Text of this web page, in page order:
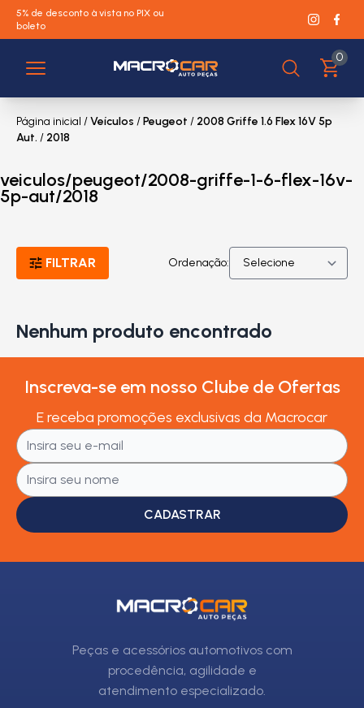
5% de desconto à vista no PIX ou
boleto
0
Página inicial /Veículos /Peugeot / 2008 Griffe 1.6 Flex 16V 5p
Aut. / 2018
veiculos/peugeot/2008-griffe-1-6-flex-16v-
5p-aut/2018
FILTRAR Ordenação:
Nenhum produto encontrado
Inscreva-se em nosso Clube de Ofertas
E receba promoções exclusivas da Macrocar
CADASTRAR
Peças e acessórios automotivos com
procedência, agilidade e
atendimento especializado.